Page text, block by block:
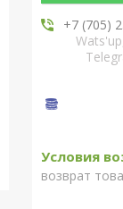
+7 (705)
возврат